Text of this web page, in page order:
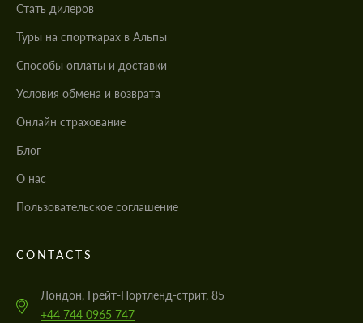
Стать дилеров
Туры на спорткарах в Альпы
Cпособы оплаты и доставки
Условия обмена и возврата
Онлайн страхование
Блог
О нас
Пользовательское соглашение
CONTACTS
Лондон, Грейт-Портленд-стрит, 85
+44 744 0965 747